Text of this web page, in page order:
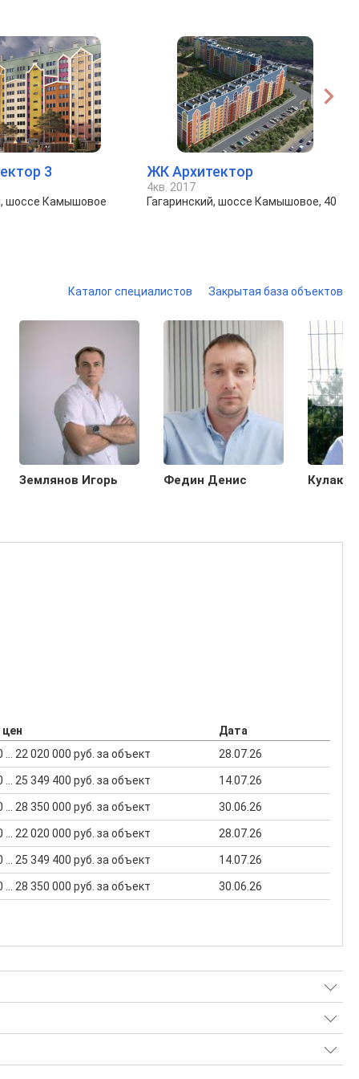
3
шоссе Камышовое
ЖК Архитектор
4кв. 2017
Гагаринский, шоссе Камышовое, 40
Каталог специалистов Закрытая база объектов
Землянов Игорь Федин Денис
цен
Дата
... 22 020 000 руб. за объект 28.07.26
... 25 349 400 руб. за объект 14.07.26
... 28 350 000 руб. за объект 30.06.26
... 22 020 000 руб. за объект 28.07.26
... 25 349 400 руб. за объект 14.07.26
... 28 350 000 руб. за объект 30.06.26